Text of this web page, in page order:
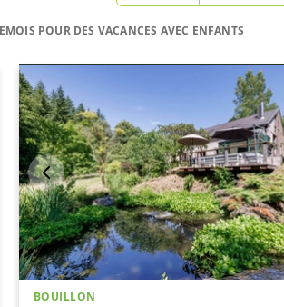
POUR DES VACANCES AVEC ENFANTS